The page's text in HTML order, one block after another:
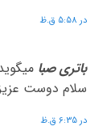
در 5:58 ق.ظ
باتری صبا
سلام دوست
در 6:35 ق.ظ